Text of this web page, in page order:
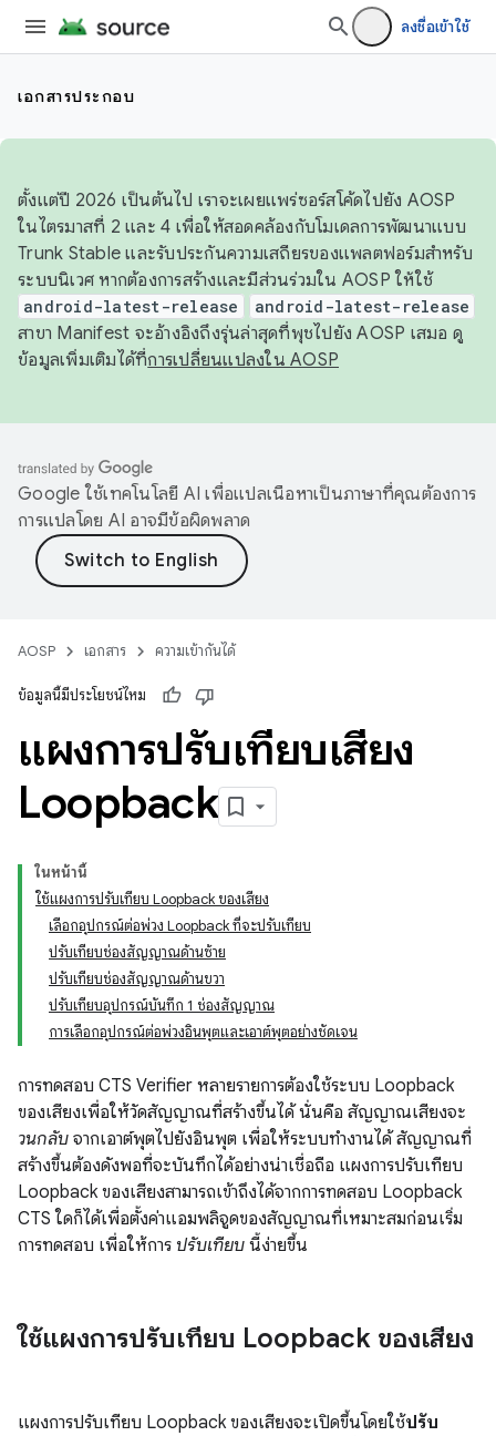
ลงชื่อเข้าใช้
เอกสารประกอบ
ตั้งแต่ปี 2026 เป็นต้นไป เราจะเผยแพร่ซอร์สโค้ดไปยัง AOSP
ในไตรมาสที่ 2 และ 4 เพื่อให้สอดคล้องกับโมเดลการพัฒนาแบบ
Trunk Stable และรับประกันความเสถียรของแพลตฟอร์มสำหรับ
ระบบนิเวศ หากต้องการสร้างและมีส่วนร่วมใน AOSP ให้ใช้
android-latest-release android-latest-release
สาขา Manifest จะอ้างอิงถึงรุ่นล่าสุดที่พุชไปยัง AOSP เสมอ ดู
ข้อมูลเพิ่มเติมได้ที่การเปลี่ยนแปลงใน AOSP
Google ใช้เทคโนโลยี AI เพื่อแปลเนื้อหาเป็นภาษาที่คุณต้องการ
การแปลโดย AI อาจมีข้อผิดพลาด
AOSP เอกสาร ความเข้ากันได้
ข้อมูลนี้มีประโยชน์ไหม
แผงการปรับเทียบเสียง
Loopback
ในหน้านี้
ใช้แผงการปรับเทียบ Loopback ของเสียง
เลือกอุปกรณ์ต่อพ่วง Loopback ที่จะปรับเทียบ
ปรับเทียบช่องสัญญาณด้านซ้าย
ปรับเทียบช่องสัญญาณด้านขวา
ปรับเทียบอุปกรณ์บันทึก 1 ช่องสัญญาณ
การเลือกอุปกรณ์ต่อพ่วงอินพุตและเอาต์พุตอย่างชัดเจน
การทดสอบ CTS Verifier หลายรายการต้องใช้ระบบ Loopback
ของเสียงเพื่อให้วัดสัญญาณที่สร้างขึ้นได้ นั่นคือ สัญญาณเสียงจะ
วนกลับ จากเอาต์พุตไปยังอินพุต เพื่อให้ระบบทำงานได้ สัญญาณที่
สร้างขึ้นต้องดังพอที่จะบันทึกได้อย่างน่าเชื่อถือ แผงการปรับเทียบ
Loopback ของเสียงสามารถเข้าถึงได้จากการทดสอบ Loopback
CTS ใดก็ได้เพื่อตั้งค่าแอมพลิจูดของสัญญาณที่เหมาะสมก่อนเริ่ม
การทดสอบ เพื่อให้การ ปรับเทียบ นี้ง่ายขึ้น
ใช้แผงการปรับเทียบ Loopback ของเสียง
แผงการปรับเทียบ Loopback ของเสียงจะเปิดขึ้นโดยใช้ปรับ